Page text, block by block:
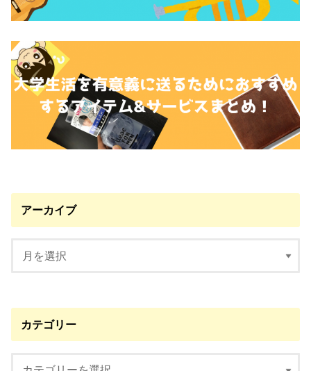
アーカイブ
カテゴリー